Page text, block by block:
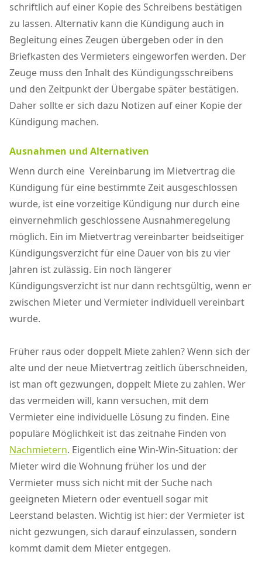
schriftlich auf einer Kopie des Schreibens bestätigen
zu lassen. Alternativ kann die Kündigung auch in
Begleitung eines Zeugen übergeben oder in den
Briefkasten des Vermieters eingeworfen werden. Der
Zeuge muss den Inhalt des Kündigungsschreibens
und den Zeitpunkt der Übergabe später bestätigen.
Daher sollte er sich dazu Notizen auf einer Kopie der
Kündigung machen.
Ausnahmen und Alternativen
Wenn durch eine Vereinbarung im Mietvertrag die
Kündigung für eine bestimmte Zeit ausgeschlossen
wurde, ist eine vorzeitige Kündigung nur durch eine
einvernehmlich geschlossene Ausnahmeregelung
möglich. Ein im Mietvertrag vereinbarter beidseitiger
Kündigungsverzicht für eine Dauer von bis zu vier
Jahren ist zulässig. Ein noch längerer
Kündigungsverzicht ist nur dann rechtsgültig, wenn er
zwischen Mieter und Vermieter individuell vereinbart
wurde.
Früher raus oder doppelt Miete zahlen? Wenn sich der
alte und der neue Mietvertrag zeitlich überschneiden,
ist man oft gezwungen, doppelt Miete zu zahlen. Wer
das vermeiden will, kann versuchen, mit dem
Vermieter eine individuelle Lösung zu finden. Eine
populäre Möglichkeit ist das zeitnahe Finden von
Nachmietern. Eigentlich eine Win-Win-Situation: der
Mieter wird die Wohnung früher los und der
Vermieter muss sich nicht mit der Suche nach
geeigneten Mietern oder eventuell sogar mit
Leerstand belasten. Wichtig ist hier: der Vermieter ist
nicht gezwungen, sich darauf einzulassen, sondern
kommt damit dem Mieter entgegen.